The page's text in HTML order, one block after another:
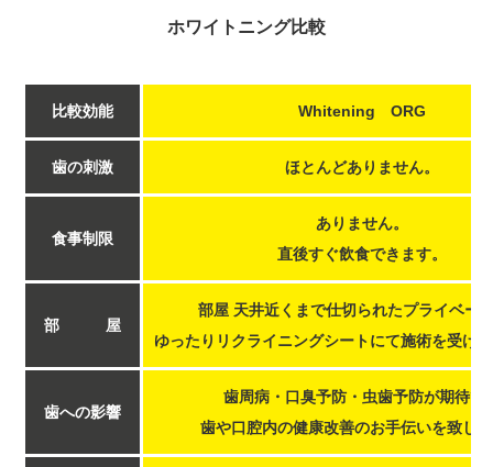
ホワイトニング比較
比較効能 Whitening ORG
歯の刺激 ほとんどありません。
食事制限
ありません。
直後すぐ飲食できます。
部 屋
部屋 天井近くまで仕切られたプライベー
ゆったりリクライニングシートにて施術を受け
歯への影響
歯周病・口臭予防・虫歯予防が期待で
歯や口腔内の健康改善のお手伝いを致し